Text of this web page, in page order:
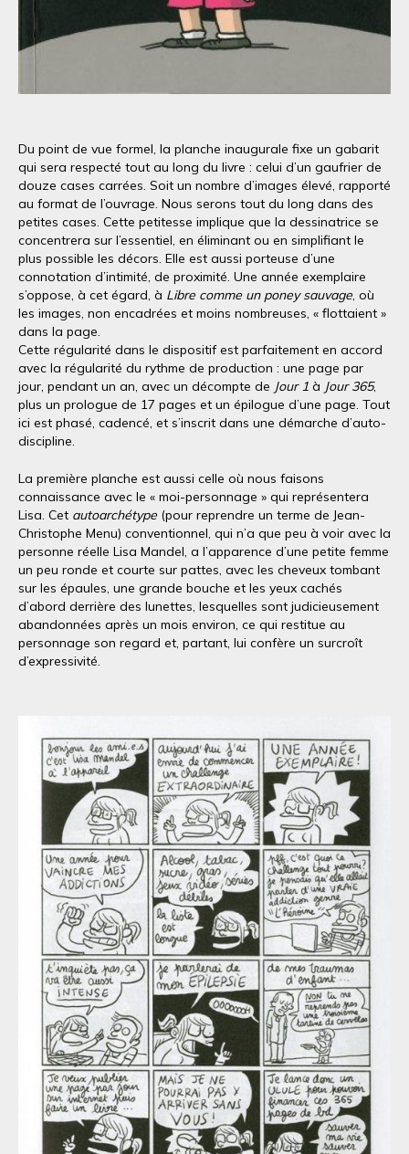
Du point de vue formel, la planche inaugurale fixe un gabarit
qui sera respecté tout au long du livre : celui d’un gaufrier de
douze cases carrées. Soit un nombre d’images élevé, rapporté
au format de l’ouvrage. Nous serons tout du long dans des
petites cases. Cette petitesse implique que la dessinatrice se
concentrera sur l’essentiel, en éliminant ou en simplifiant le
plus possible les décors. Elle est aussi porteuse d’une
connotation d’intimité, de proximité. Une année exemplaire
s’oppose, à cet égard, à Libre comme un poney sauvage, où
les images, non encadrées et moins nombreuses, « flottaient »
dans la page.
Cette régularité dans le dispositif est parfaitement en accord
avec la régularité du rythme de production : une page par
jour, pendant un an, avec un décompte de Jour 1 à Jour 365,
plus un prologue de 17 pages et un épilogue d’une page. Tout
ici est phasé, cadencé, et s’inscrit dans une démarche d’auto-
discipline.
La première planche est aussi celle où nous faisons
connaissance avec le « moi-personnage » qui représentera
Lisa. Cet autoarchétype (pour reprendre un terme de Jean-
Christophe Menu) conventionnel, qui n’a que peu à voir avec la
personne réelle Lisa Mandel, a l’apparence d’une petite femme
un peu ronde et courte sur pattes, avec les cheveux tombant
sur les épaules, une grande bouche et les yeux cachés
d’abord derrière des lunettes, lesquelles sont judicieusement
abandonnées après un mois environ, ce qui restitue au
personnage son regard et, partant, lui confère un surcroît
d’expressivité.